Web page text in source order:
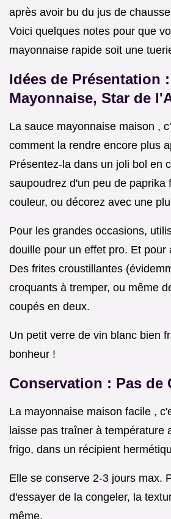
après avoir bu du jus de
Voici quelques notes pour que
mayonnaise rapide soit une
Idées de Présentation
Mayonnaise, Star de
La sauce mayonnaise maison ,
comment la rendre encore plus
Présentez-la dans un joli bol en
saupoudrez d'un peu de paprika
couleur, ou décorez avec une
Pour les grandes occasions,
douille pour un effet pro. Et pour
Des frites croustillantes
croquants à tremper, ou même
coupés en deux.
Un petit verre de vin blanc bien
bonheur !
Conservation : Pas de
La mayonnaise maison facile ,
laisse pas traîner à température
frigo, dans un récipient
Elle se conserve 2-3 jours max.
d'essayer de la congeler, la
même.